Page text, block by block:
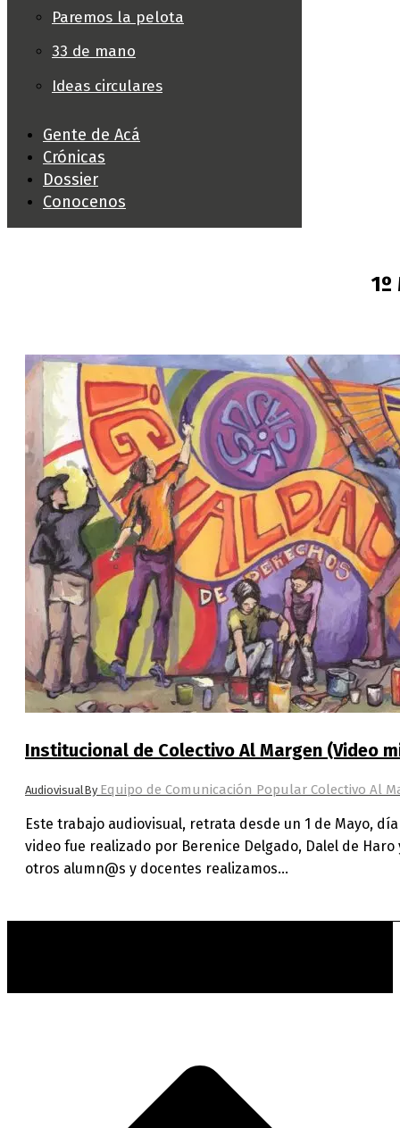
Paremos la pelota
33 de mano
Ideas circulares
Gente de Acá
Crónicas
Dossier
Conocenos
Institucional de Colectivo Al Margen (Video
Audiovisual By Equipo de Comunicación Popular Colectivo Al
Este trabajo audiovisual, retrata desde un 1 de Mayo,
video fue realizado por Berenice Delgado, Dalel de
otros alumn@s y docentes realizamos…